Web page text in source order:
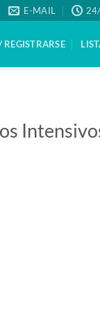
E-MAIL
REGISTRARSE
cantidad